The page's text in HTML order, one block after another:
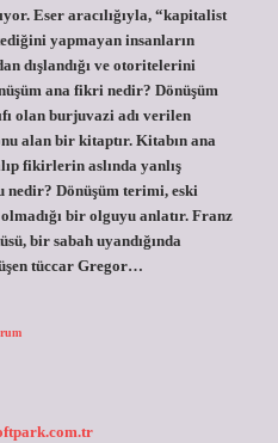
Eser aracılığıyla, “kapitalist
yapmayan insanların
dışlandığı ve otoritelerini
ana fikri nedir? Dönüşüm
olan burjuvazi adı verilen
alan bir kitaptır. Kitabın ana
fikirlerin aslında yanlış
nedir? Dönüşüm terimi, eski
bir olguyu anlatır. Franz
bir sabah uyandığında
tüccar Gregor…